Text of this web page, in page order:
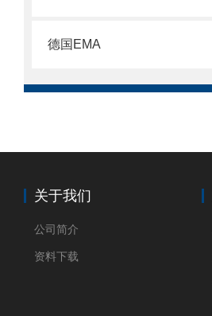
德国EMA
关于我们
公司简介
资料下载